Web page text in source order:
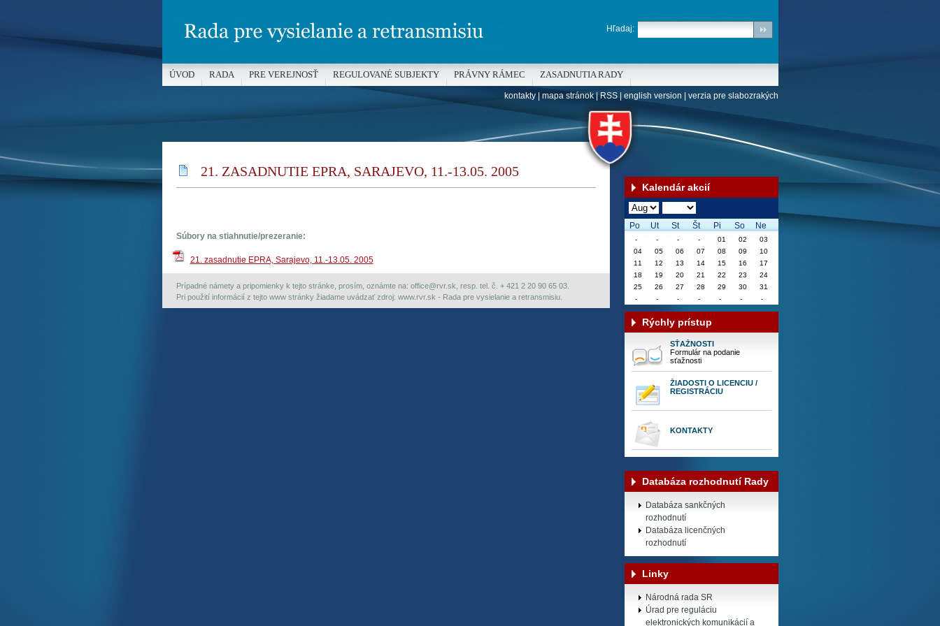
21. ZASADNUTIE EPRA, SARAJEVO, 11.-13.05. 2005
Súbory na stiahnutie/prezeranie:
21. zasadnutie EPRA, Sarajevo, 11.-13.05. 2005
Prípadné námety a pripomienky k tejto stránke, prosím, oznámte na: office@rvr.sk, resp. tel. č. + 421 2 20 90 65 03.
Pri použití informácií z tejto www stránky žiadame uvádzať zdroj: www.rvr.sk - Rada pre vysielanie a retransmisiu.
Kalendár akcií
Po Ut St Št Pi So Ne
Rýchly prístup
SŤAŽNOSTI
Formulár na podanie
sťažnosti
ŽIADOSTI O LICENCIU /
REGISTRÁCIU
KONTAKTY
Databáza rozhodnutí Rady
Databáza sankčných
rozhodnutí
Databáza licenčných
rozhodnutí
Linky
Národná rada SR
Úrad pre reguláciu
elektronických komunikácií a
Hľadaj:
ÚVOD RADA PRE VEREJNOSŤ REGULOVANÉ SUBJEKTY PRÁVNY RÁMEC ZASADNUTIA RADY
kontakty| mapa stránok|RSS| english version verzia pre slabozrakých